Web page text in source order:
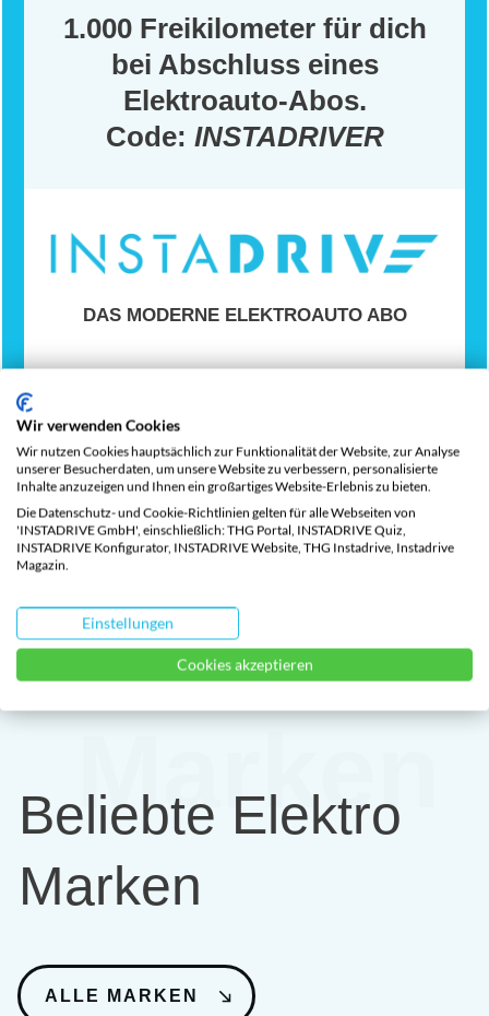
1.000 Freikilometer für dich
bei Abschluss eines
Elektroauto-Abos.
Code: INSTADRIVER
DAS MODERNE ELEKTROAUTO ABO
Ein einfaches und flexibles Elektroauto-Abo,
Fixpreis enthält alle Gebühren, Versicherung,
Wartung, Garantie, 8-fach-Bereifung,
Förderungsabwicklung und Pannenhilfe.
E-Auto konfigurieren
Marken
Beliebte Elektro
Marken
ALLE MARKEN
Wir verwenden Cookies
Wir nutzen Cookies hauptsächlich zur Funktionalität der Website, zur Analyse
unserer Besucherdaten, um unsere Website zu verbessern, personalisierte
Inhalte anzuzeigen und Ihnen ein großartiges Website-Erlebnis zu bieten.
Die Datenschutz- und Cookie-Richtlinien gelten für alle Webseiten von
'INSTADRIVE GmbH', einschließlich: THG Portal, INSTADRIVE Quiz,
INSTADRIVE Konfigurator, INSTADRIVE Website, THG Instadrive, Instadrive
Magazin.
Einstellungen
Cookies akzeptieren